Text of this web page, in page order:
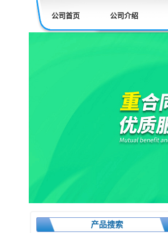
公司首页 公司介绍
产品搜索